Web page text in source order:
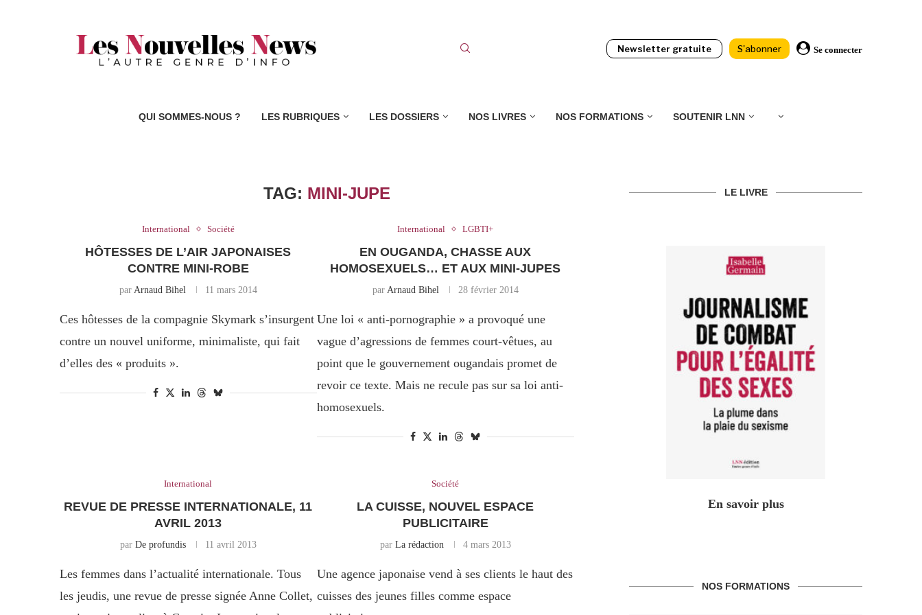
Newsletter gratuite S'abonner Se connecter
QUI SOMMES-NOUS ? LES RUBRIQUES LES DOSSIERS NOS LIVRES NOS FORMATIONS SOUTENIR LNN
TAG: MINI-JUPE
International Société
HÔTESSES DE L’AIR JAPONAISES
CONTRE MINI-ROBE
par Arnaud Bihel 11 mars 2014
Ces hôtesses de la compagnie Skymark s’insurgent
contre un nouvel uniforme, minimaliste, qui fait
d’elles des « produits ».
International LGBTI+
EN OUGANDA, CHASSE AUX
HOMOSEXUELS… ET AUX MINI-JUPES
par Arnaud Bihel 28 février 2014
Une loi « anti-pornographie » a provoqué une
vague d’agressions de femmes court-vêtues, au
point que le gouvernement ougandais promet de
revoir ce texte. Mais ne recule pas sur sa loi anti-
homosexuels.
International
REVUE DE PRESSE INTERNATIONALE, 11
AVRIL 2013
par De profundis 11 avril 2013
Les femmes dans l’actualité internationale. Tous
les jeudis, une revue de presse signée Anne Collet,
Société
LA CUISSE, NOUVEL ESPACE
PUBLICITAIRE
par La rédaction 4 mars 2013
Une agence japonaise vend à ses clients le haut des
cuisses des jeunes filles comme espace
LE LIVRE
En savoir plus
NOS FORMATIONS